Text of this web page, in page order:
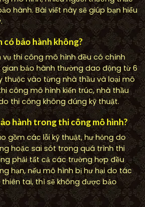
hành. Bài viết này sẽ giúp bạn hiểu
có bảo hành không?
vụ thi công mô hình đều có chính
gian bảo hành thường dao động từ 6
thuộc vào từng nhà thầu và loại mô
công mô hình kiến trúc, nhà thầu
thi công không đúng kỹ thuật.
hành trong thi công mô hình?
gồm các lỗi kỹ thuật, hư hỏng do
hoặc sai sót trong quá trình thi
phải tất cả các trường hợp đều
hạn, nếu mô hình bị hư hại do tác
tai, thì sẽ không được bảo